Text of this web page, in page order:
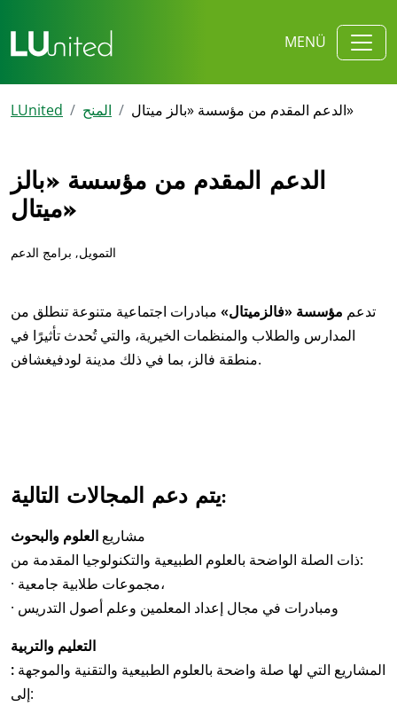
MENÜ
LUnited المنح الدعم المقدم من مؤسسة «بالز ميتال»
الدعم المقدم من مؤسسة «بالز
ميتال»
التمويل, برامج الدعم
تدعم مؤسسة «فالزميتال» مبادرات اجتماعية متنوعة تنطلق من
المدارس والطلاب والمنظمات الخيرية، والتي تُحدث تأثيرًا في
منطقة فالز، بما في ذلك مدينة لودفيغشافن.
يتم دعم المجالات التالية:
مشاريع العلوم والبحوث
ذات الصلة الواضحة بالعلوم الطبيعية والتكنولوجيا المقدمة من:
· مجموعات طلابية جامعية،
· ومبادرات في مجال إعداد المعلمين وعلم أصول التدريس
التعليم والتربية
:
إلى: